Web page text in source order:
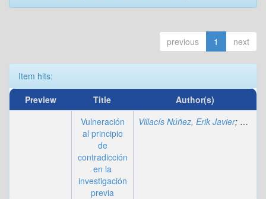
previous 1 next
Item hits:
Preview
Title
Author(s)
Vulneración
al principio
de
contradicción
en la
investigación
previa
Villacís Núñez, Erik Javier;